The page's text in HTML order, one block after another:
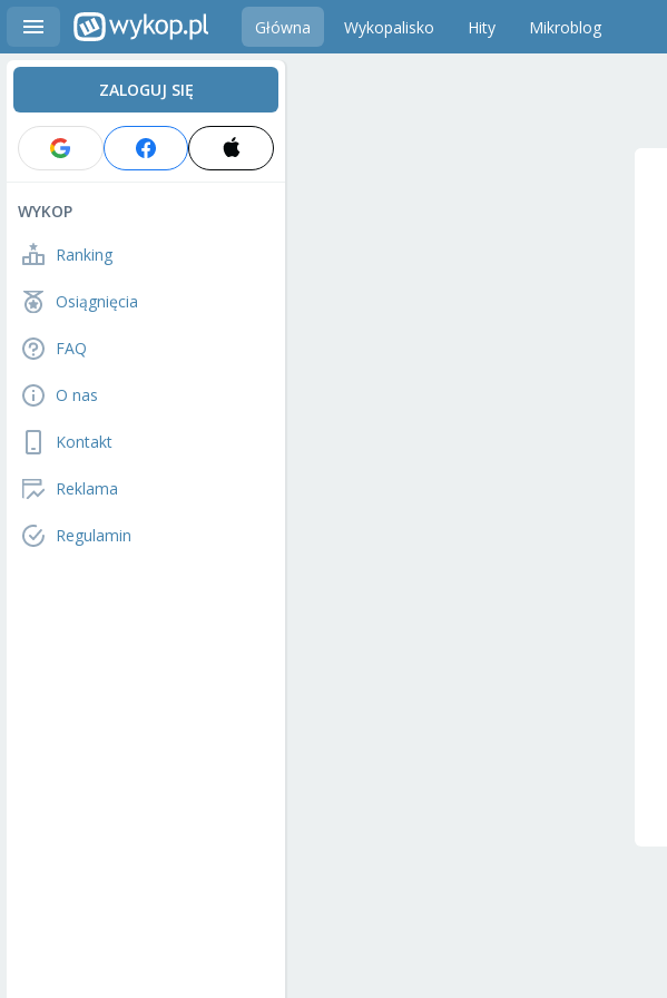
Główna Wykopalisko Hity Mikroblog
ZALOGUJ SIĘ
WYKOP
Ranking
Osiągnięcia
FAQ
O nas
Kontakt
Reklama
Regulamin